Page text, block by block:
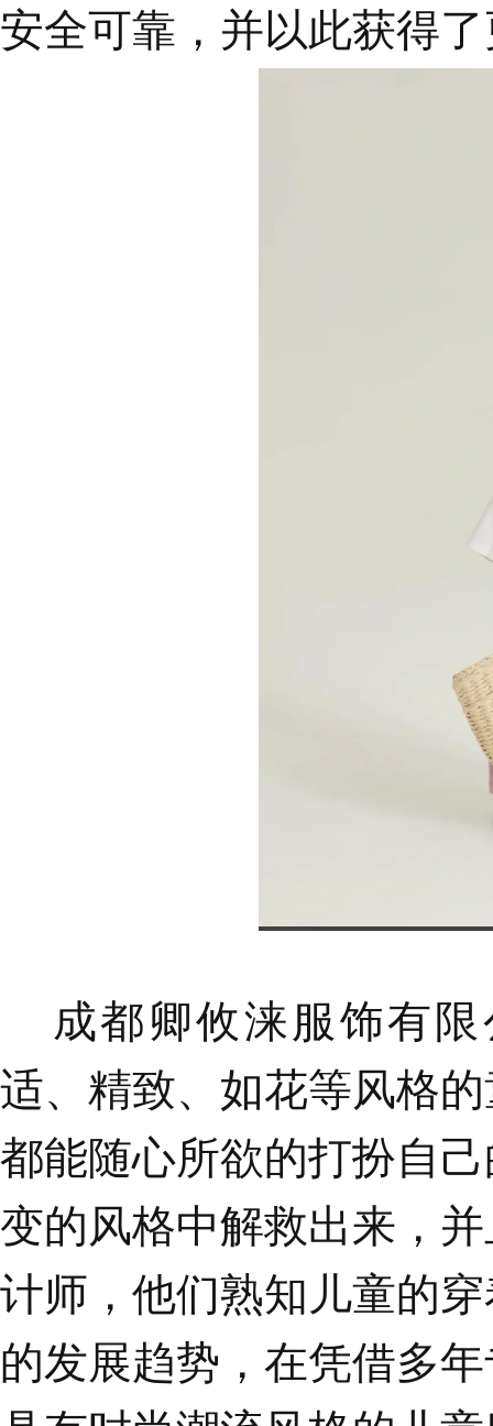
安全可靠，并以此获得
成都卿攸涞服饰有
适、精致、如花等风格
都能随心所欲的打扮自
变的风格中解救出来，
计师，他们熟知儿童的
的发展趋势，在凭借多